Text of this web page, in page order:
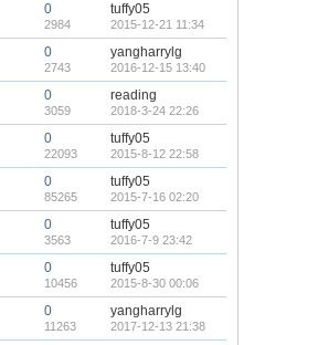
0
2984
tuffy05
2015-12-21 11:34
0
2743
yangharrylg
2016-12-15 13:40
0
3059
reading
2018-3-24 22:26
0
22093
tuffy05
2015-8-12 22:58
0
85265
tuffy05
2015-7-16 02:20
0
3563
tuffy05
2016-7-9 23:42
0
10456
tuffy05
2015-8-30 00:06
0
11263
yangharrylg
2017-12-13 21:38